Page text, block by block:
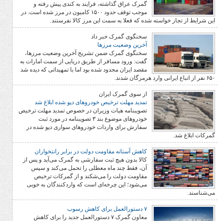
گمرک عراق گذاشته‌، فرایند به کندی پیش رفته و
موجب توقف حدود ۱۵۰۰ کامیون در مرز شده است. در
شده که فعلا به سمت این مرز کالا نفرستند.
سخنگوی گمرک خبر داد
آخرین وضعیت مرزها
سخنگوی گمرک ضمن تشریح آخرین وضعیت مرزها،
گفت: ورود مسافر از طریق دریایی از سمت امارات به
مقصد ایران محدود شده بود اما با تمهیداتی که دیده شد
از سوی گمرک ایران
تمدید مهلت ترخیص خودروهای دپو شده ابلاغ شد
تصویبنامه هیات وزیران در خصوص تمدید مهلت ترخیص
خودروهای موضوع بند ۳ تصویبنامه در مورد ثبت
سفارش برای واردات خودروهای سواری دپو شده در
کاهش آستانه مقاومت دولت در برابر رانتخواران
کالا بدون هیچ ثبت سفارشی به گمرک می‌آید و پس از
آن، فقط چند ماه معطلی را تحمل می‌کند و سپس
مقاومت دولت را می‌شکند و از گمرکات ترخیص
می‌شود؛ این چرخه‌ای است که واردکنندگان به خوبی
۷ دستورالعمل برای کاهش رسوب
معاون گمرک ۷ دستورالعمل جدید را برای کاهش